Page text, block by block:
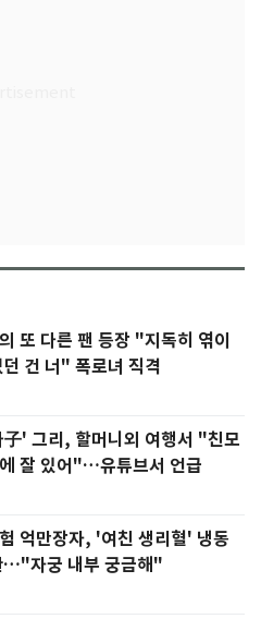
또 다른 팬 등장 "지독히 엮이
건 너" 폭로녀 직격
' 그리, 할머니외 여행서 "친모
잘 있어"…유튜브서 언급
억만장자, '여친 생리혈' 냉동
…"자궁 내부 궁금해"